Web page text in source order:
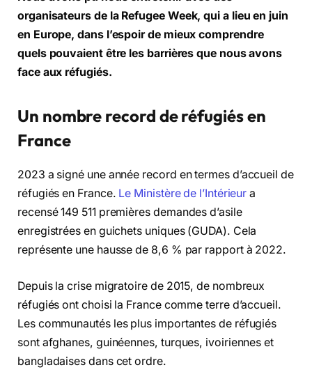
organisateurs de la Refugee Week, qui a lieu en juin
en Europe, dans l’espoir de mieux comprendre
quels pouvaient être les barrières que nous avons
face aux réfugiés.
Un nombre record de réfugiés en
France
2023 a signé une année record en termes d’accueil de
réfugiés en France. Le Ministère de l’Intérieur a
recensé 149 511 premières demandes d’asile
enregistrées en guichets uniques (GUDA). Cela
représente une hausse de 8,6 % par rapport à 2022.
Depuis la crise migratoire de 2015, de nombreux
réfugiés ont choisi la France comme terre d’accueil.
Les communautés les plus importantes de réfugiés
sont afghanes, guinéennes, turques, ivoiriennes et
bangladaises dans cet ordre.